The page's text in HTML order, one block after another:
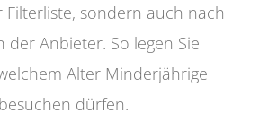
Filterliste, sondern auch nach
der Anbieter. So legen Sie
Alter Minderjährige
dürfen.